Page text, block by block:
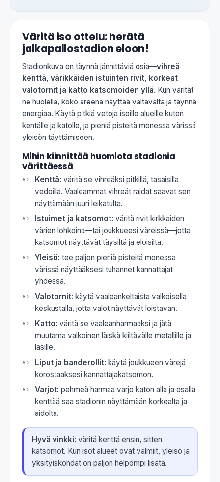
Väritä iso ottelu: herätä
jalkapallostadion eloon!
Stadionkuva on täynnä jännittäviä osia—vihreä
kenttä, värikkäiden istuinten rivit, korkeat
valotornit ja katto katsomoiden yllä. Kun värität
ne huolella, koko areena näyttää valtavalta ja täynnä
energiaa. Käytä pitkiä vetoja isoille alueille kuten
kentälle ja katolle, ja pieniä pisteitä monessa värissä
yleisön täyttämiseen.
Mihin kiinnittää huomiota stadionia
värittäessä
Kenttä: väritä se vihreäksi pitkillä, tasaisilla
vedoilla. Vaaleammat vihreät raidat saavat sen
näyttämään juuri leikatulta.
Istuimet ja katsomot: väritä rivit kirkkaiden
värien lohkoina—tai joukkueesi väreissä—jotta
katsomot näyttävät täysiltä ja eloisilta.
Yleisö: tee paljon pieniä pisteitä monessa
värissä näyttääksesi tuhannet kannattajat
yhdessä.
Valotornit: käytä vaaleankeltaista valkoisella
keskustalla, jotta valot näyttävät loistavan.
Katto: väritä se vaaleanharmaaksi ja jätä
muutama valkoinen läiskä kiiltävälle metallille ja
lasille.
Liput ja banderollit: käytä joukkueen värejä
korostaaksesi kannattajakatsomon.
Varjot: pehmeä harmaa varjo katon alla ja osalla
kenttää saa stadionin näyttämään korkealta ja
aidolta.
Hyvä vinkki: väritä kenttä ensin, sitten
katsomot. Kun isot alueet ovat valmiit, yleisö ja
yksityiskohdat on paljon helpompi lisätä.